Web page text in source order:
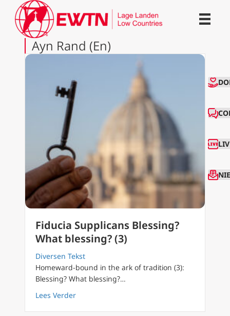
Ayn Rand (En)
Fiducia Supplicans Blessing?
What blessing? (3)
Diversen Tekst
Homeward-bound in the ark of tradition (3):
Blessing? What blessing?…
Lees Verderabout Fiducia Supplicans Blessing? What